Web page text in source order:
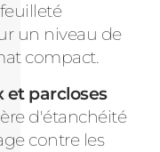
un niveau de
compact.
et parcloses
d'étanchéité
contre les